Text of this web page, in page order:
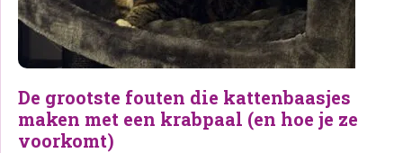
De grootste fouten die kattenbaasjes
maken met een krabpaal (en hoe je ze
voorkomt)